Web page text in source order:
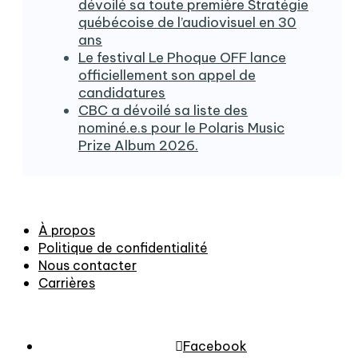
dévoilé sa toute première Stratégie
québécoise de l’audiovisuel en 30
ans
Le festival Le Phoque OFF lance
officiellement son appel de
candidatures
CBC a dévoilé sa liste des
nominé.e.s pour le Polaris Music
Prize Album 2026.
À propos
Politique de confidentialité
Nous contacter
Carrières
Facebook